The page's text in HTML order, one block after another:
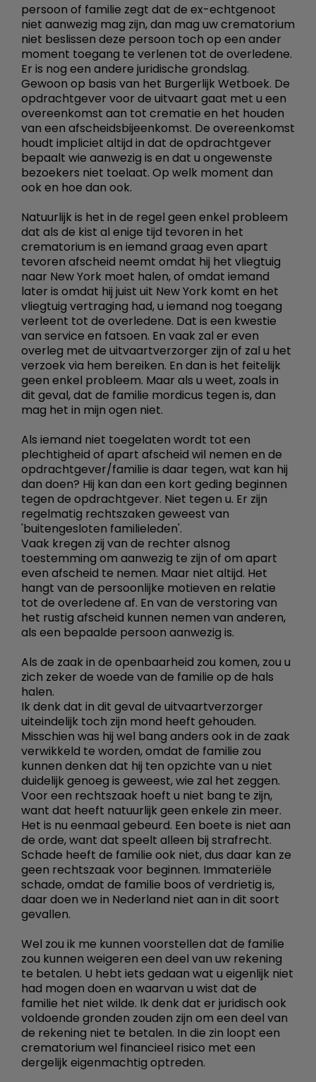
persoon of familie zegt dat de ex-echtgenoot
niet aanwezig mag zijn, dan mag uw crematorium
niet beslissen deze persoon toch op een ander
moment toegang te verlenen tot de overledene.
Er is nog een andere juridische grondslag.
Gewoon op basis van het Burgerlijk Wetboek. De
opdrachtgever voor de uitvaart gaat met u een
overeenkomst aan tot crematie en het houden
van een afscheidsbijeenkomst. De overeenkomst
houdt impliciet altijd in dat de opdrachtgever
bepaalt wie aanwezig is en dat u ongewenste
bezoekers niet toelaat. Op welk moment dan
ook en hoe dan ook.
Natuurlijk is het in de regel geen enkel probleem
dat als de kist al enige tijd tevoren in het
crematorium is en iemand graag even apart
tevoren afscheid neemt omdat hij het vliegtuig
naar New York moet halen, of omdat iemand
later is omdat hij juist uit New York komt en het
vliegtuig vertraging had, u iemand nog toegang
verleent tot de overledene. Dat is een kwestie
van service en fatsoen. En vaak zal er even
overleg met de uitvaartverzorger zijn of zal u het
verzoek via hem bereiken. En dan is het feitelijk
geen enkel probleem. Maar als u weet, zoals in
dit geval, dat de familie mordicus tegen is, dan
mag het in mijn ogen niet.
Als iemand niet toegelaten wordt tot een
plechtigheid of apart afscheid wil nemen en de
opdrachtgever/familie is daar tegen, wat kan hij
dan doen? Hij kan dan een kort geding beginnen
tegen de opdrachtgever. Niet tegen u. Er zijn
regelmatig rechtszaken geweest van
'buitengesloten familieleden'.
Vaak kregen zij van de rechter alsnog
toestemming om aanwezig te zijn of om apart
even afscheid te nemen. Maar niet altijd. Het
hangt van de persoonlijke motieven en relatie
tot de overledene af. En van de verstoring van
het rustig afscheid kunnen nemen van anderen,
als een bepaalde persoon aanwezig is.
Als de zaak in de openbaarheid zou komen, zou u
zich zeker de woede van de familie op de hals
halen.
Ik denk dat in dit geval de uitvaartverzorger
uiteindelijk toch zijn mond heeft gehouden.
Misschien was hij wel bang anders ook in de zaak
verwikkeld te worden, omdat de familie zou
kunnen denken dat hij ten opzichte van u niet
duidelijk genoeg is geweest, wie zal het zeggen.
Voor een rechtszaak hoeft u niet bang te zijn,
want dat heeft natuurlijk geen enkele zin meer.
Het is nu eenmaal gebeurd. Een boete is niet aan
de orde, want dat speelt alleen bij strafrecht.
Schade heeft de familie ook niet, dus daar kan ze
geen rechtszaak voor beginnen. Immateriële
schade, omdat de familie boos of verdrietig is,
daar doen we in Nederland niet aan in dit soort
gevallen.
Wel zou ik me kunnen voorstellen dat de familie
zou kunnen weigeren een deel van uw rekening
te betalen. U hebt iets gedaan wat u eigenlijk niet
had mogen doen en waarvan u wist dat de
familie het niet wilde. Ik denk dat er juridisch ook
voldoende gronden zouden zijn om een deel van
de rekening niet te betalen. In die zin loopt een
crematorium wel financieel risico met een
dergelijk eigenmachtig optreden.